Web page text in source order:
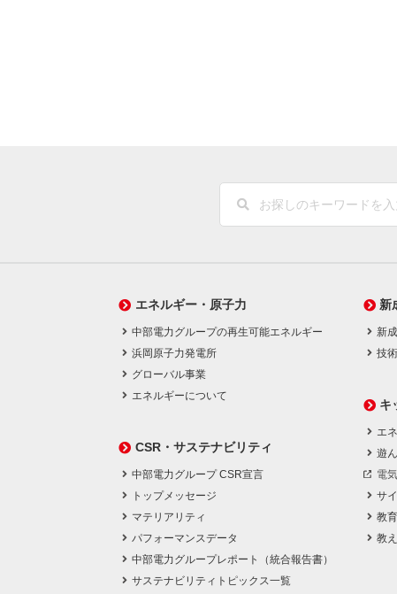
エネルギー・原子力
中部電力グループの再生可能エネルギー
浜岡原子力発電所
グローバル事業
エネルギーについて
CSR・サステナビリティ
中部電力グループ CSR宣言
トップメッセージ
マテリアリティ
パフォーマンスデータ
中部電力グループレポート（統合報告書）
サステナビリティトピックス一覧
新
新
技
キ
エ
遊
電
サ
教
教